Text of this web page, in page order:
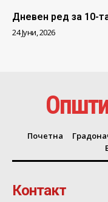
Дневен ред за 10-
24 Јуни, 2026
Почетна
Контакт